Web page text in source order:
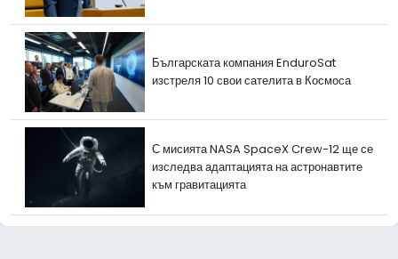
Българската компания EnduroSat
изстреля 10 свои сателита в Космоса
С мисията NASA SpaceX Crew-12 ще се
изследва адаптацията на астронавтите
към гравитацията